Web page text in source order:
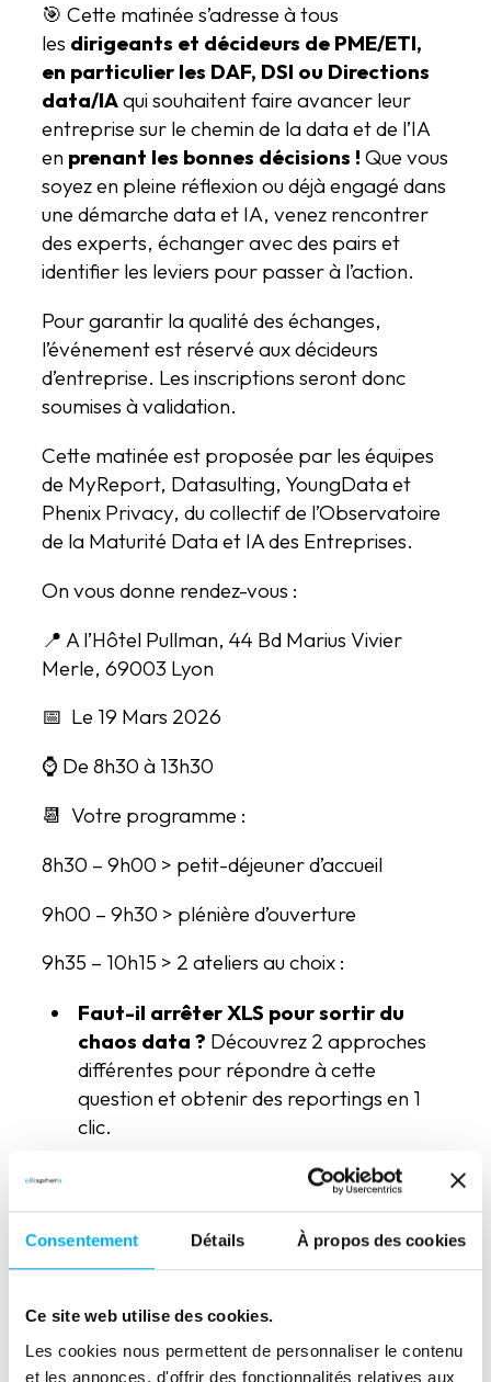
Consentement Détails À propos des cookies
Ce site web utilise des cookies.
Les cookies nous permettent de personnaliser le contenu
et les annonces, d'offrir des fonctionnalités relatives aux
🎯 Cette matinée s’adresse à tous
les dirigeants et décideurs de PME/ETI,
en particulier les DAF, DSI ou Directions
data/IAqui souhaitent faire avancer leur
entreprise sur le chemin de la data et de l’IA
en prenant les bonnes décisions ! Que vous
soyez en pleine réflexion ou déjà engagé dans
une démarche data et IA, venez rencontrer
des experts, échanger avec des pairs et
identifier les leviers pour passer à l’action.
Pour garantir la qualité des échanges,
l’événement est réservé aux décideurs
d’entreprise. Les inscriptions seront donc
soumises à validation.
Cette matinée est proposée par les équipes
de MyReport, Datasulting, YoungData et
Phenix Privacy, du collectif de l’Observatoire
de la Maturité Data et IA des Entreprises.
On vous donne rendez-vous :
📍 A l’Hôtel Pullman, 44 Bd Marius Vivier
Merle, 69003 Lyon
📅 Le 19 Mars 2026
⌚ De 8h30 à 13h30
📆 Votre programme :
8h30 – 9h00 > petit-déjeuner d’accueil
9h00 – 9h30 > plénière d’ouverture
9h35 – 10h15 > 2 ateliers au choix :
Faut-il arrêter XLS pour sortir du
chaos data ? Découvrez 2 approches
différentes pour répondre à cette
question et obtenir des reportings en 1
clic.
Gouvernance Data / IA : Comment
bien s’organiser et anticiper les
règlementations (RGPD / IA ACT)
?Regards croisés entre Gouvernance et
Réglementation : structurer une
démarche pérenne de génération et